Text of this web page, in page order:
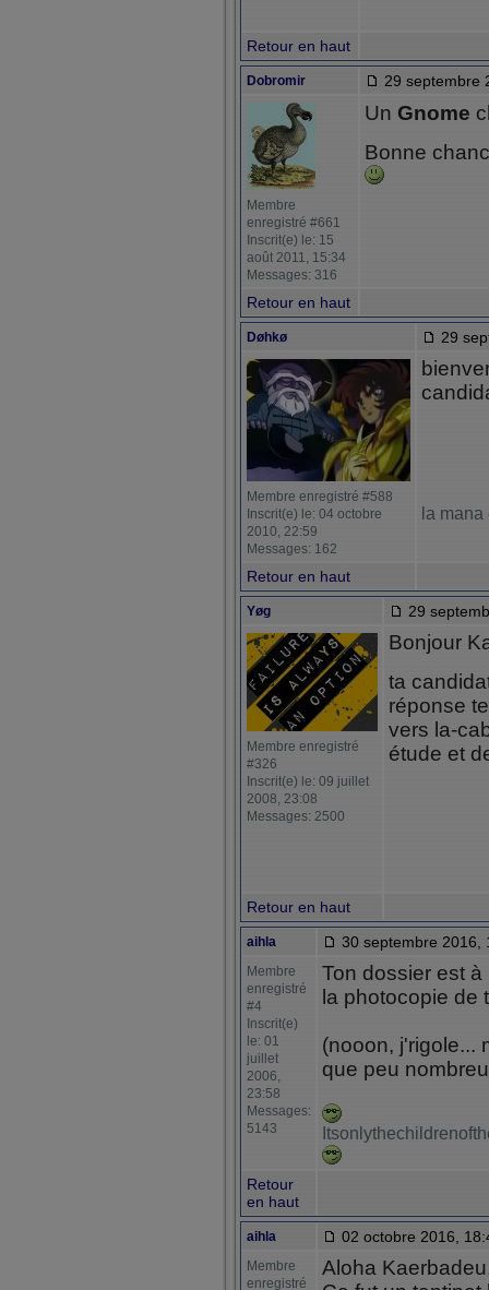
Retour en haut
Dobromir 29 septembre
Membre
enregistré #661
Inscrit(e) le: 15
août 2011, 15:34
Messages: 316
Un Gnome
Bonne
Retour en haut
Døhkø 29
Membre enregistré #588
Inscrit(e) le: 04 octobre
2010, 22:59
Messages: 162
la mana
Retour en haut
Yøg 29
Membre enregistré
#326
Inscrit(e) le: 09 juillet
2008, 23:08
Messages: 2500
Bonjour
ta
réponse
vers la-
étude et
Retour en haut
aihla 30 septembre 2016,
Membre
enregistré
#4
Inscrit(e)
le: 01
juillet
2006,
23:58
Messages:
5143
Ton dossier est
la photocopie de
(nooon, j'rigole...
que peu
Retour
en haut
aihla 02 octobre 2016,
Membre
enregistré
Aloha